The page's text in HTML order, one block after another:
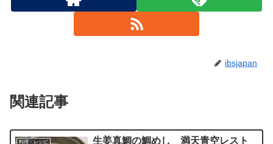
ibsjapan
関連記事
料理・レシピ
生姜真鯛の鯛めし 満天青空レスト